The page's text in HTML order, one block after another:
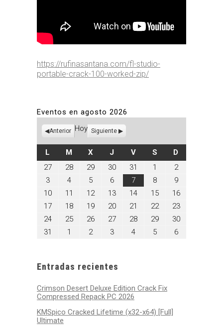
https://rufinasantana.com/fl-studio-
portable-crack-100-worked-zip/
Eventos en agosto 2026
Anterior Hoy Siguiente
L LUNES
M MARTES
XMIÉRCOLES
J JUEVES
VVIERNES
SSÁBADO
D
27julio
28julio
29julio
30julio
30,
31
31,
1
agosto
2026
2agosto
2,
2026
3agosto
3,
2026
4agosto
4,
2026
5agosto
5,
2026
6agosto
6,
2026
7agosto
7,
2026
8agosto
8,
2026
9agosto
9,
2026
10agosto
10,
11
agosto
2026
12agosto
2026
13agosto
2026
14agosto
2026
15agosto
2026
16agosto
2026
17agosto
2026
18agosto
18,
2026
19agosto
2026
20agosto
20,
2026
21
agosto
2026
22agosto
2026
23agosto
23,
2026
24agosto
25agosto
26agosto
27agosto
28agosto
29agosto
30agosto
31
agosto
1
septiembre
2septiembre
3septiembre
4septiembre
5septiembre
6septiembre
Entradas recientes
Crimson Desert Deluxe Edition Crack Fix
Compressed Repack PC 2026
KMSpico Cracked Lifetime (x32-x64) [Full]
Ultimate